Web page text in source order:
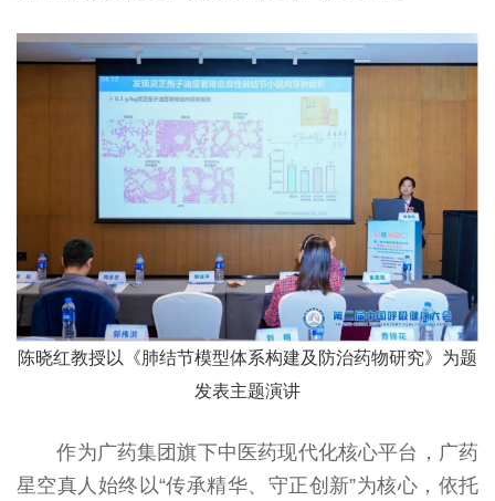
陈晓红教授以《肺结节模型体系构建及防治药物研究》为题
发表主题演讲
作为广药集团旗下中医药现代化核心平台，广药
星空真人始终以“传承精华、守正创新”为核心，依托